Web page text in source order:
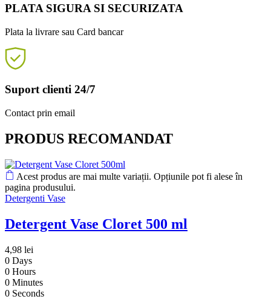
PLATA SIGURA SI SECURIZATA
Plata la livrare sau Card bancar
Suport clienti 24/7
Contact prin email
PRODUS RECOMANDAT
Acest produs are mai multe variații. Opțiunile pot fi alese în
pagina produsului.
Detergenti Vase
Detergent Vase Cloret 500 ml
4,98 lei
0 Days
0 Hours
0 Minutes
0 Seconds